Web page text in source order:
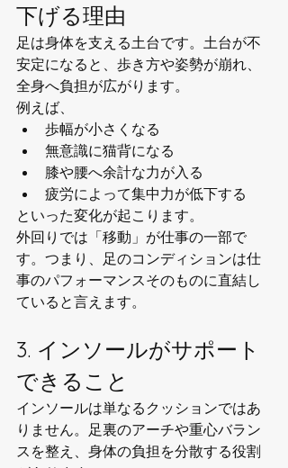
下げる理由
足は身体を支える土台です。土台が不
安定になると、歩き方や姿勢が崩れ、
全身へ負担が広がります。
例えば、
歩幅が小さくなる
無意識に猫背になる
膝や腰へ余計な力が入る
疲労によって集中力が低下する
といった変化が起こります。
外回りでは「移動」が仕事の一部で
す。つまり、足のコンディションは仕
事のパフォーマンスそのものに直結し
ていると言えます。
3. インソールがサポート
できること
インソールは単なるクッションではあ
りません。足裏のアーチや重心バラン
スを整え、身体の負担を分散する役割